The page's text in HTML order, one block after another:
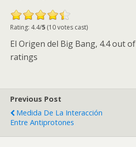
Rating: 4.4/5 (10 votes cast)
El Origen del Big Bang, 4.4out of
ratings
Previous Post
Medida De La Interacción
Entre Antiprotones